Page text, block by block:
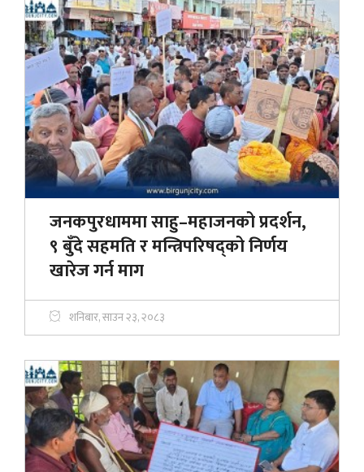
जनकपुरधाममा साहु–महाजनको प्रदर्शन,
९ बुँदे सहमति र मन्त्रिपरिषद्को निर्णय
खारेज गर्न माग
शनिबार, साउन २३, २०८३